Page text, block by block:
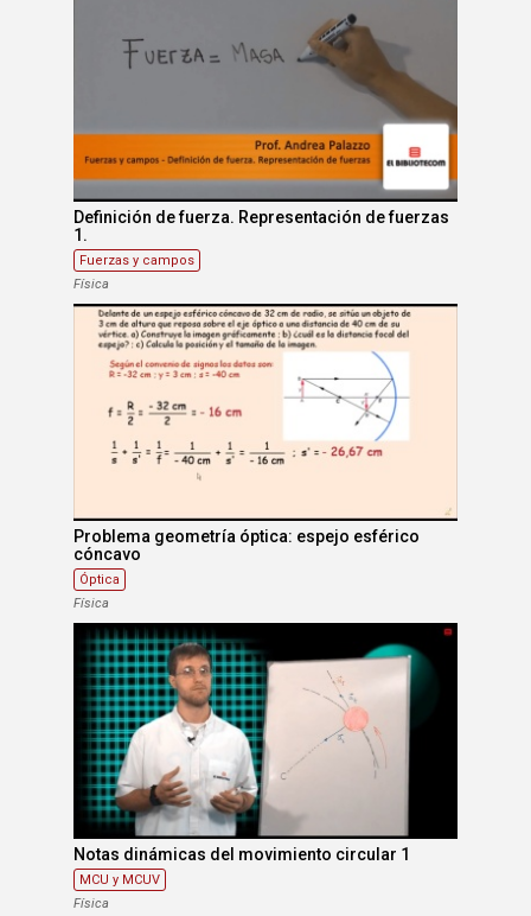
Definición de fuerza. Representación de fuerzas
1.
Fuerzas y campos
Física
Problema geometría óptica: espejo esférico
cóncavo
Óptica
Física
Notas dinámicas del movimiento circular 1
MCU y MCUV
Física